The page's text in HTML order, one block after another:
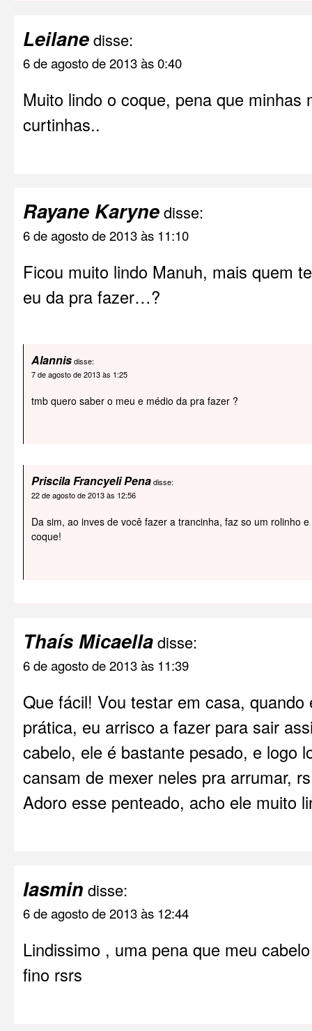
Leilanedisse:
6 de agosto de 2013 às 0:40
Muito lindo o coque, pena que minhas
curtinhas..
Rayane Karynedisse:
6 de agosto de 2013 às 11:10
Ficou muito lindo Manuh, mais quem
eu da pra fazer…?
Alannisdisse:
7 de agosto de 2013 às 1:25
tmb quero saber o meu e médio da pra fazer ?
Priscila Francyeli Penadisse:
22 de agosto de 2013 às 12:56
Da sim, ao inves de você fazer a trancinha, faz so um rolinho
coque!
Thaís Micaelladisse:
6 de agosto de 2013 às 11:39
Que fácil! Vou testar em casa,
prática, eu arrisco a fazer para sair
cabelo, ele é bastante pesado, e logo
cansam de mexer neles pra arrumar,
Adoro esse penteado, acho ele muito
Iasmin disse:
6 de agosto de 2013 às 12:44
Lindissimo , uma pena que meu
fino rsrs